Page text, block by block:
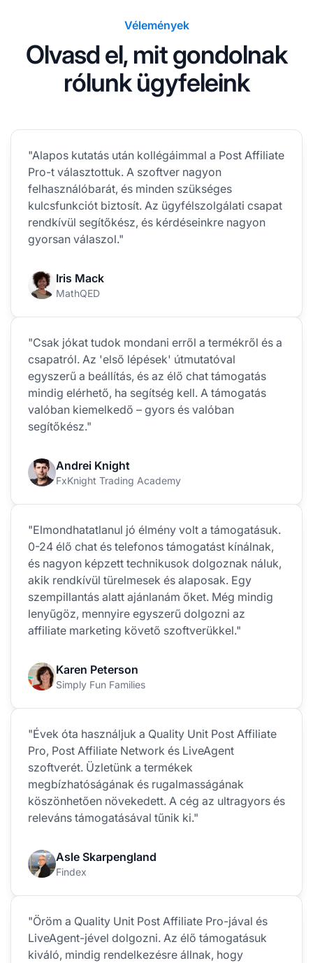
Vélemények
Olvasd el, mit gondolnak
rólunk ügyfeleink
"Alapos kutatás után kollégáimmal a Post Affiliate
Pro-t választottuk. A szoftver nagyon
felhasználóbarát, és minden szükséges
kulcsfunkciót biztosít. Az ügyfélszolgálati csapat
rendkívül segítőkész, és kérdéseinkre nagyon
gyorsan válaszol."
Iris Mack
MathQED
"Csak jókat tudok mondani erről a termékről és a
csapatról. Az 'első lépések' útmutatóval
egyszerű a beállítás, és az élő chat támogatás
mindig elérhető, ha segítség kell. A támogatás
valóban kiemelkedő – gyors és valóban
segítőkész."
Andrei Knight
FxKnight Trading Academy
"Elmondhatatlanul jó élmény volt a támogatásuk.
0-24 élő chat és telefonos támogatást kínálnak,
és nagyon képzett technikusok dolgoznak náluk,
akik rendkívül türelmesek és alaposak. Egy
szempillantás alatt ajánlanám őket. Még mindig
lenyűgöz, mennyire egyszerű dolgozni az
affiliate marketing követő szoftverükkel."
Karen Peterson
Simply Fun Families
"Évek óta használjuk a Quality Unit Post Affiliate
Pro, Post Affiliate Network és LiveAgent
szoftverét. Üzletünk a termékek
megbízhatóságának és rugalmasságának
köszönhetően növekedett. A cég az ultragyors és
releváns támogatásával tűnik ki."
Asle Skarpengland
Findex
"Öröm a Quality Unit Post Affiliate Pro-jával és
LiveAgent-jével dolgozni. Az élő támogatásuk
kiváló, mindig rendelkezésre állnak, hogy